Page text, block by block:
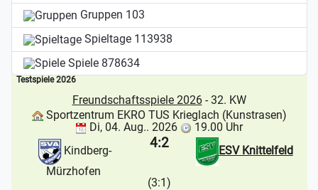
Gruppen 103
Spieltage 113938
Spiele 878634
Testspiele 2026
Freundschaftsspiele 2026- 32. KW
Sportzentrum EKRO TUS Krieglach (Kunstrasen)
Di, 04. Aug.. 2026
19.00 Uhr
Kindberg-
Mürzhofen
ESV Knittelfeld
4:2
(3:1)